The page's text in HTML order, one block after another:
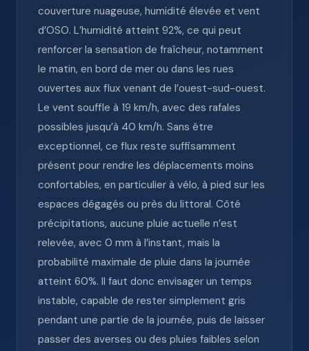
couverture nuageuse, humidité élevée et vent
d’OSO. L’humidité atteint 92%, ce qui peut
renforcer la sensation de fraîcheur, notamment
le matin, en bord de mer ou dans les rues
ouvertes aux flux venant de l’ouest-sud-ouest.
Le vent souffle à 19 km/h, avec des rafales
possibles jusqu’à 40 km/h. Sans être
exceptionnel, ce flux reste suffisamment
présent pour rendre les déplacements moins
confortables, en particulier à vélo, à pied sur les
espaces dégagés ou près du littoral. Côté
précipitations, aucune pluie actuelle n’est
relevée, avec 0 mm à l’instant, mais la
probabilité maximale de pluie dans la journée
atteint 60%. Il faut donc envisager un temps
instable, capable de rester simplement gris
pendant une partie de la journée, puis de laisser
passer des averses ou des pluies faibles selon